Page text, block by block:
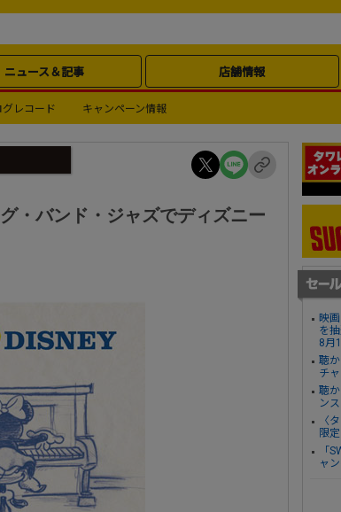
ニュース＆記事 店舗情報
グレコード キャンペーン情報
・バンド・ジャズでディズニー
映
を
8月
聴
チ
聴
ン
〈
限
「
ャ